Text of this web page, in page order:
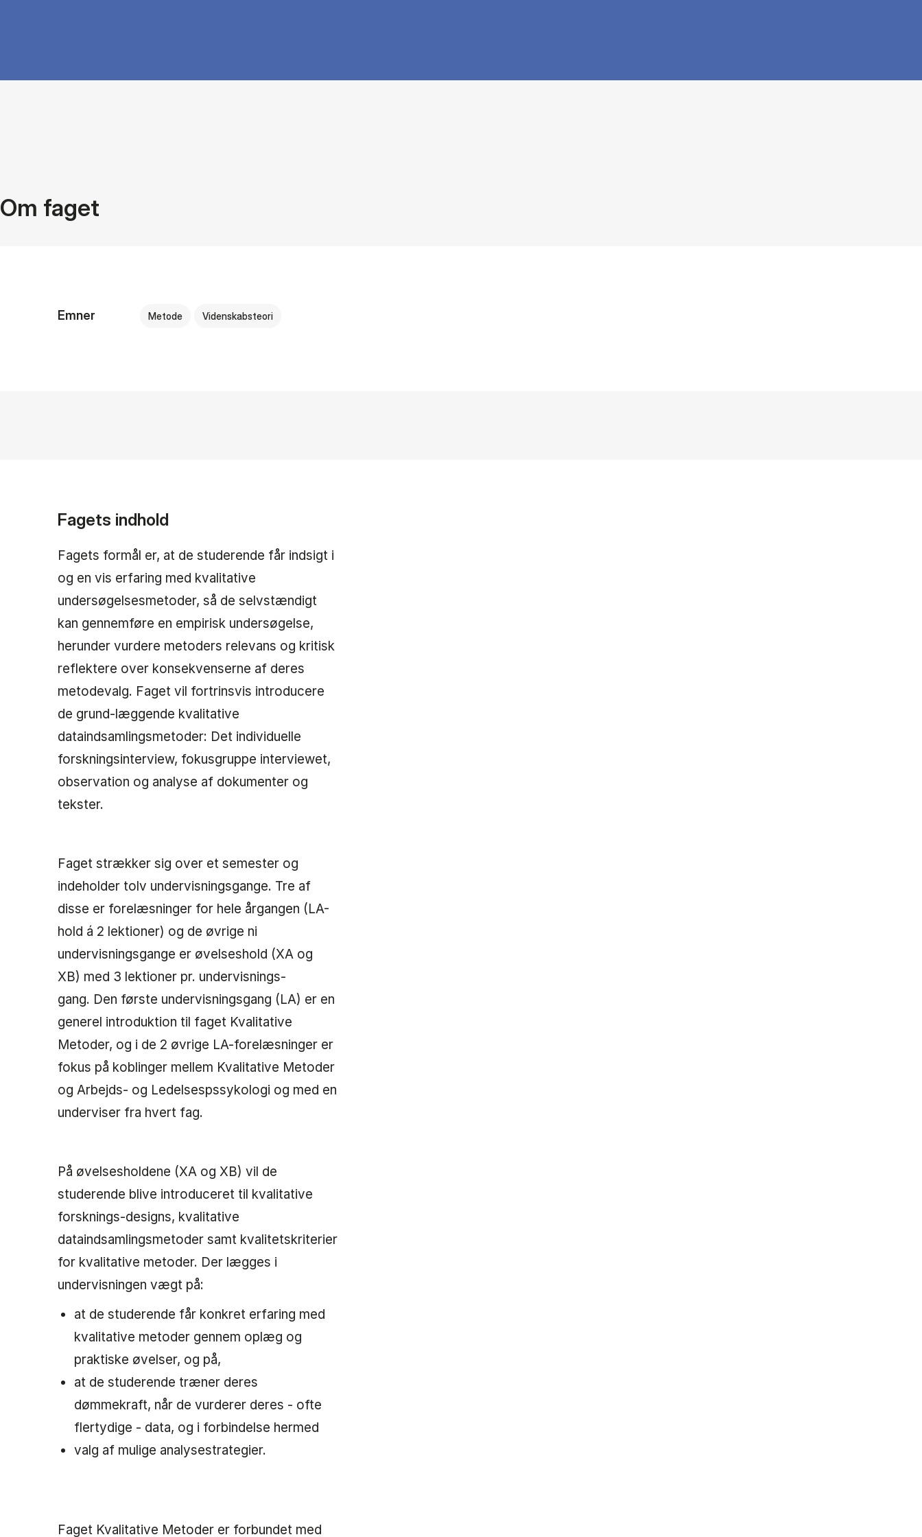
Om faget
Emner Metode Videnskabsteori
Fagets indhold
Fagets formål er, at de studerende får indsigt i
og en vis erfaring med kvalitative
undersøgelsesmetoder, så de selvstændigt
kan gennemføre en empirisk undersøgelse,
herunder vurdere metoders relevans og kritisk
reflektere over konsekvenserne af deres
metodevalg. Faget vil fortrinsvis introducere
de grund-læggende kvalitative
dataindsamlingsmetoder: Det individuelle
forskningsinterview, fokusgruppe interviewet,
observation og analyse af dokumenter og
tekster.
Faget strækker sig over et semester og
indeholder tolv undervisningsgange. Tre af
disse er forelæsninger for hele årgangen (LA-
hold á 2 lektioner) og de øvrige ni
undervisningsgange er øvelseshold (XA og
XB) med 3 lektioner pr. undervisnings-
gang. Den første undervisningsgang (LA) er en
generel introduktion til faget Kvalitative
Metoder, og i de 2 øvrige LA-forelæsninger er
fokus på koblinger mellem Kvalitative Metoder
og Arbejds- og Ledelsespssykologi og med en
underviser fra hvert fag.
På øvelsesholdene (XA og XB) vil de
studerende blive introduceret til kvalitative
forsknings-designs, kvalitative
dataindsamlingsmetoder samt kvalitetskriterier
for kvalitative metoder. Der lægges i
undervisningen vægt på:
at de studerende får konkret erfaring med
kvalitative metoder gennem oplæg og
praktiske øvelser, og på,
at de studerende træner deres
dømmekraft, når de vurderer deres - ofte
flertydige - data, og i forbindelse hermed
valg af mulige analysestrategier.
Faget Kvalitative Metoder er forbundet med